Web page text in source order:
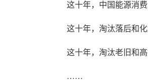
这十年，中国能源消费
这十年，淘汰落后和化
这十年，淘汰老旧和高
……